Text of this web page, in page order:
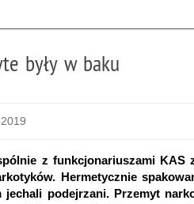
były w baku
z funkcjonariuszami KAS
Hermetycznie
jechali podejrzani. Przemyt